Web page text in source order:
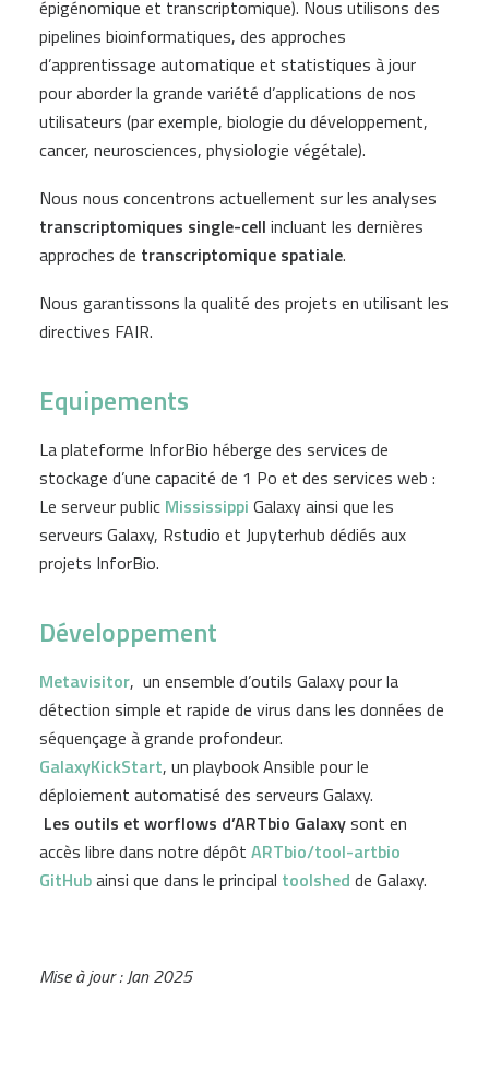
épigénomique et transcriptomique). Nous utilisons des
pipelines bioinformatiques, des approches
d’apprentissage automatique et statistiques à jour
pour aborder la grande variété d’applications de nos
utilisateurs (par exemple, biologie du développement,
cancer, neurosciences, physiologie végétale).
Nous nous concentrons actuellement sur les analyses
transcriptomiques single-cell incluant les dernières
approches de transcriptomique spatiale.
Nous garantissons la qualité des projets en utilisant les
directives FAIR.
Equipements
La plateforme InforBio héberge des services de
stockage d’une capacité de 1 Po et des services web :
Le serveur public Mississippi Galaxy ainsi que les
serveurs Galaxy, Rstudio et Jupyterhub dédiés aux
projets InforBio.
Développement
Metavisitor, un ensemble d’outils Galaxy pour la
détection simple et rapide de virus dans les données de
séquençage à grande profondeur.
GalaxyKickStart, un playbook Ansible pour le
déploiement automatisé des serveurs Galaxy.
Les outils et worflows d’ARTbio Galaxysont en
accès libre dans notre dépôt ARTbio/tool-artbio
GitHubainsi que dans le principal toolshed de Galaxy.
Mise à jour : Jan 2025